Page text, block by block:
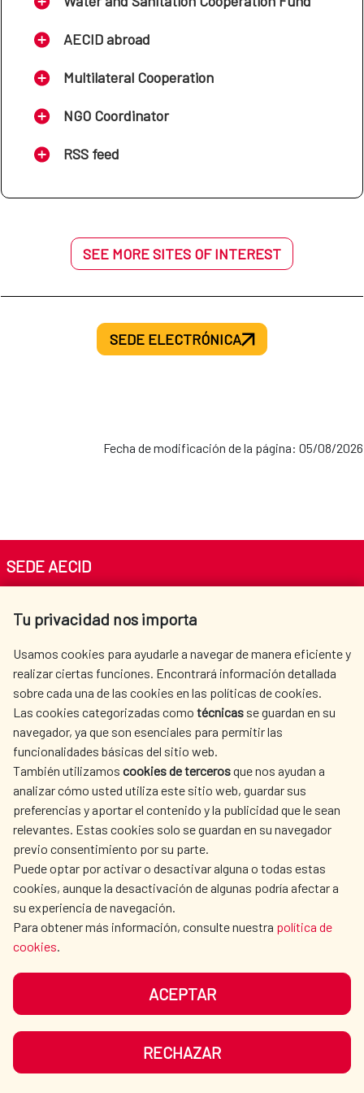
MAP Níger-España
2023-2027
Cadre Association Pays de
MAP El Salvador-España
MAP Guatemala-España
MAP Palestina-España
MAP Cuba-España
Alianzas para el Desarrollo Sostenible:
Alianza para el Desarrollo Sostenible entre
España y Egipto 2025-2030
Alianza para el Desarrollo Sostenible España-
Egipto 2025-2030 (Árabe)
Sustainable Development Alliance between
Spain - Egypt 2025-2030
Alianza para el Desarrollo Sostenible España-
Panamá 2026–2030
Alianza para el Desarrollo de España y
AECID abroad
Multilateral Cooperation
NGO Coordinator
RSS feed
SEE MORE SITES OF INTEREST
SEDE ELECTRÓNICA
Fecha de modificación de la página: 05/08/2026
Tu privacidad nos importa
Usamos cookies para ayudarle a navegar de manera eficiente y
realizar ciertas funciones. Encontrará información detallada
sobre cada una de las cookies en las políticas de cookies.
Las cookies categorizadas como técnicas se guardan en su
navegador, ya que son esenciales para permitir las
funcionalidades básicas del sitio web.
También utilizamos cookies de tercerosque nos ayudan a
analizar cómo usted utiliza este sitio web, guardar sus
preferencias y aportar el contenido y la publicidad que le sean
relevantes. Estas cookies solo se guardan en su navegador
previo consentimiento por su parte.
Puede optar por activar o desactivar alguna o todas estas
cookies, aunque la desactivación de algunas podría afectar a
su experiencia de navegación.
Para obtener más información, consulte nuestra política de
cookies.
ACEPTAR
RECHAZAR
SEDE AECID
Tel. +34 900 20 30 54​​​​​​​
AECID
WHERE DO WE COOPERATE?
SPANISH HUMANITARIAN
ACTION
PRESS ROOM
CULTURE AND SCIENCE LIBRARY
OUR SOCIAL MEDIA
DATA PROTECTION
SITEMAP